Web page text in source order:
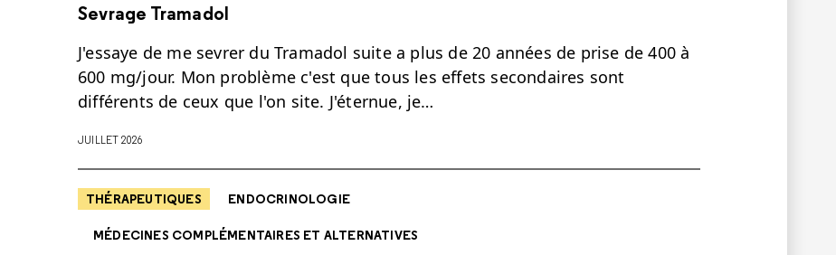
Sevrage Tramadol
J'essaye de me sevrer du Tramadol suite a plus de 20 années de prise de 400 à
600 mg/jour. Mon problème c'est que tous les effets secondaires sont
différents de ceux que l'on site. J'éternue, je…
JUILLET 2026
THÉRAPEUTIQUES ENDOCRINOLOGIE
MÉDECINES COMPLÉMENTAIRES ET ALTERNATIVES